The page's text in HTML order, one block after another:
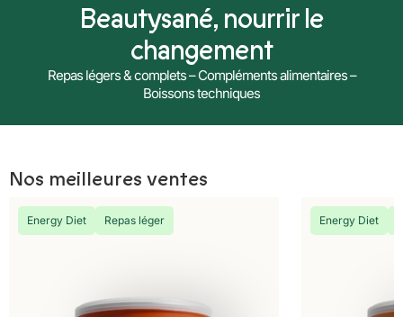
Beautysané, nourrir le
changement
Repas légers & complets – Compléments alimentaires –
Boissons techniques
Nos meilleures ventes
Energy Diet Repas léger Energy Diet